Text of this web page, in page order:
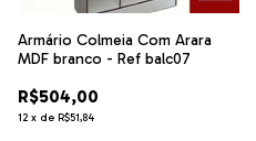
Armário Colmeia Com Arara
MDF branco - Ref balc07
R$504,00
12 x de R$51,84